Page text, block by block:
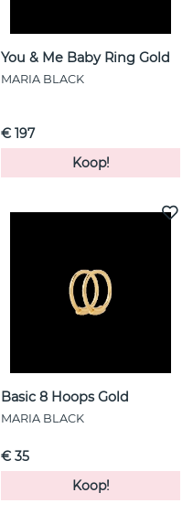
You & Me Baby Ring Gold
MARIA BLACK
€ 197
Koop!
Basic 8 Hoops Gold
MARIA BLACK
€ 35
Koop!